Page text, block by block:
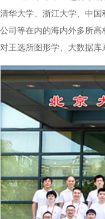
清华大学、浙江大学、中
公司等在内的海内外多所
对王选所图形学、大数据